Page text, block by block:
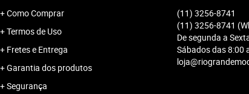
Como Comprar
Termos de Uso
Fretes e Entrega
Garantia dos produtos
Segurança
(11) 3256-8741
(11) 3256-8741
De segunda a
Sábados das 8:00